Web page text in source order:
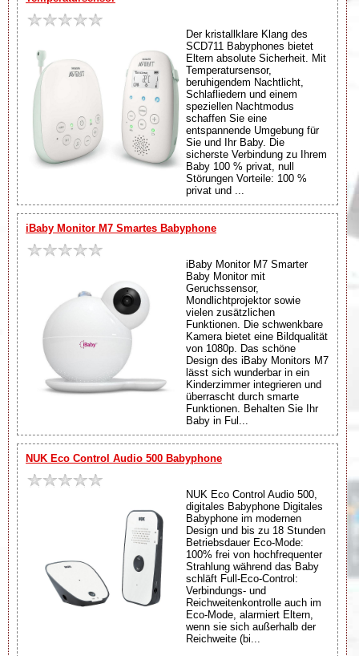
Der kristallklare Klang des
SCD711 Babyphones bietet
Eltern absolute Sicherheit. Mit
Temperatursensor,
beruhigendem Nachtlicht,
Schlafliedern und einem
speziellen Nachtmodus
schaffen Sie eine
entspannende Umgebung für
Sie und Ihr Baby. Die
sicherste Verbindung zu Ihrem
Baby 100 % privat, null
Störungen Vorteile: 100 %
privat und ...
iBaby Monitor M7 Smartes Babyphone
iBaby Monitor M7 Smarter
Baby Monitor mit
Geruchssensor,
Mondlichtprojektor sowie
vielen zusätzlichen
Funktionen. Die schwenkbare
Kamera bietet eine Bildqualität
von 1080p. Das schöne
Design des iBaby Monitors M7
lässt sich wunderbar in ein
Kinderzimmer integrieren und
überrascht durch smarte
Funktionen. Behalten Sie Ihr
Baby in Ful...
NUK Eco Control Audio 500 Babyphone
NUK Eco Control Audio 500,
digitales Babyphone Digitales
Babyphone im modernen
Design und bis zu 18 Stunden
Betriebsdauer Eco-Mode:
100% frei von hochfrequenter
Strahlung während das Baby
schläft Full-Eco-Control:
Verbindungs- und
Reichweitenkontrolle auch im
Eco-Mode, alarmiert Eltern,
wenn sie sich außerhalb der
Reichweite (bi...